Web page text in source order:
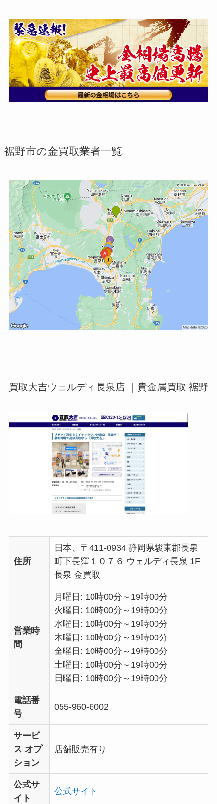
裾野市の金買取業者一覧
買取大吉ウェルディ長泉店 ｜貴金属買取 裾野
住所
日本、〒411-0934 静岡県駿東郡長泉
町下長窪１０７６ ウェルディ長泉 1F
長泉 金買取
営業時
間
月曜日: 10時00分～19時00分
火曜日: 10時00分～19時00分
水曜日: 10時00分～19時00分
木曜日: 10時00分～19時00分
金曜日: 10時00分～19時00分
土曜日: 10時00分～19時00分
日曜日: 10時00分～19時00分
電話番
号
055-960-6002
サービ
ス オプ
ション
店舗販売有り
公式サ
イト
公式サイト